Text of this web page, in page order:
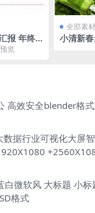
报 年终
态+动态
览
全部素材
小清新
高效安全blender格
据行业可视化大屏
白微软风 大标题 小标
格式